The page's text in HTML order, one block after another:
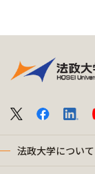
法政大学について